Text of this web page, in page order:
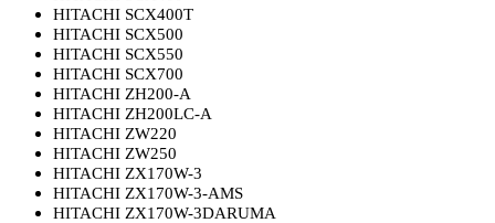
HITACHI SCX400T
HITACHI SCX500
HITACHI SCX550
HITACHI SCX700
HITACHI ZH200-A
HITACHI ZH200LC-A
HITACHI ZW220
HITACHI ZW250
HITACHI ZX170W-3
HITACHI ZX170W-3-AMS
HITACHI ZX170W-3DARUMA